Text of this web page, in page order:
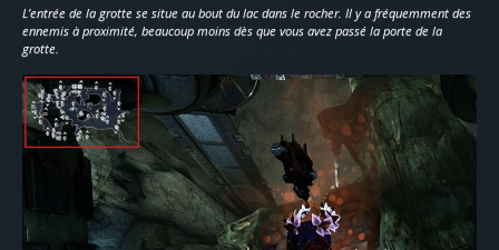
L’entrée de la grotte se situe au bout du lac dans le rocher. Il y a fréquemment des
ennemis à proximité, beaucoup moins dès que vous avez passé la porte de la
grotte.